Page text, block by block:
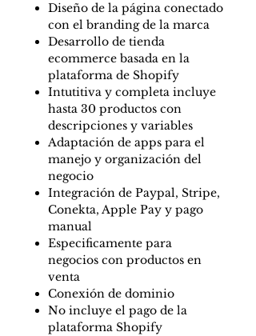
Diseño de la página conectado
con el branding de la marca
Desarrollo de tienda
ecommerce basada en la
plataforma de Shopify
Intutitiva y completa incluye
hasta 30 productos con
descripciones y variables
Adaptación de apps para el
manejo y organización del
negocio
Integración de Paypal, Stripe,
Conekta, Apple Pay y pago
manual
Especificamente para
negocios con productos en
venta
Conexión de dominio
No incluye el pago de la
plataforma Shopify